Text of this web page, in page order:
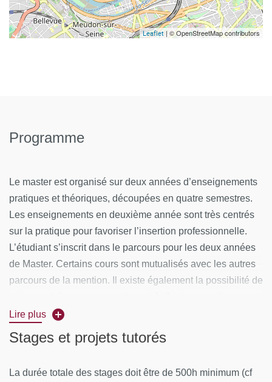
Leaflet | © OpenStreetMap contributors
Programme
Le master est organisé sur deux années d’enseignements
pratiques et théoriques, découpées en quatre semestres.
Les enseignements en deuxième année sont très centrés
sur la pratique pour favoriser l’insertion professionnelle.
L’étudiant s’inscrit dans le parcours pour les deux années
de Master. Certains cours sont mutualisés avec les autres
parcours de la mention. Il existe également la possibilité de
Le programme détaillé avec les brochures du M1 et du M2
sont disponibles à cette adresse :https://psychologie.u-
brochures/
Lire plus
Stages et projets tutorés
La durée totale des stages doit être de 500h minimum (cf